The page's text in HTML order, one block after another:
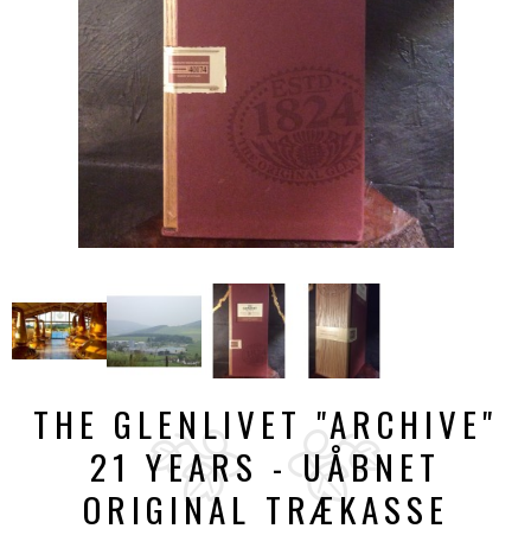
THE GLENLIVET "ARCHIVE"
21 YEARS - UÅBNET
ORIGINAL TRÆKASSE